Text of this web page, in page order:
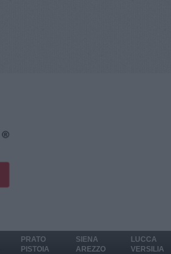
PRATO
PISTOIA
SIENA
AREZZO
LUCCA
VERSILIA